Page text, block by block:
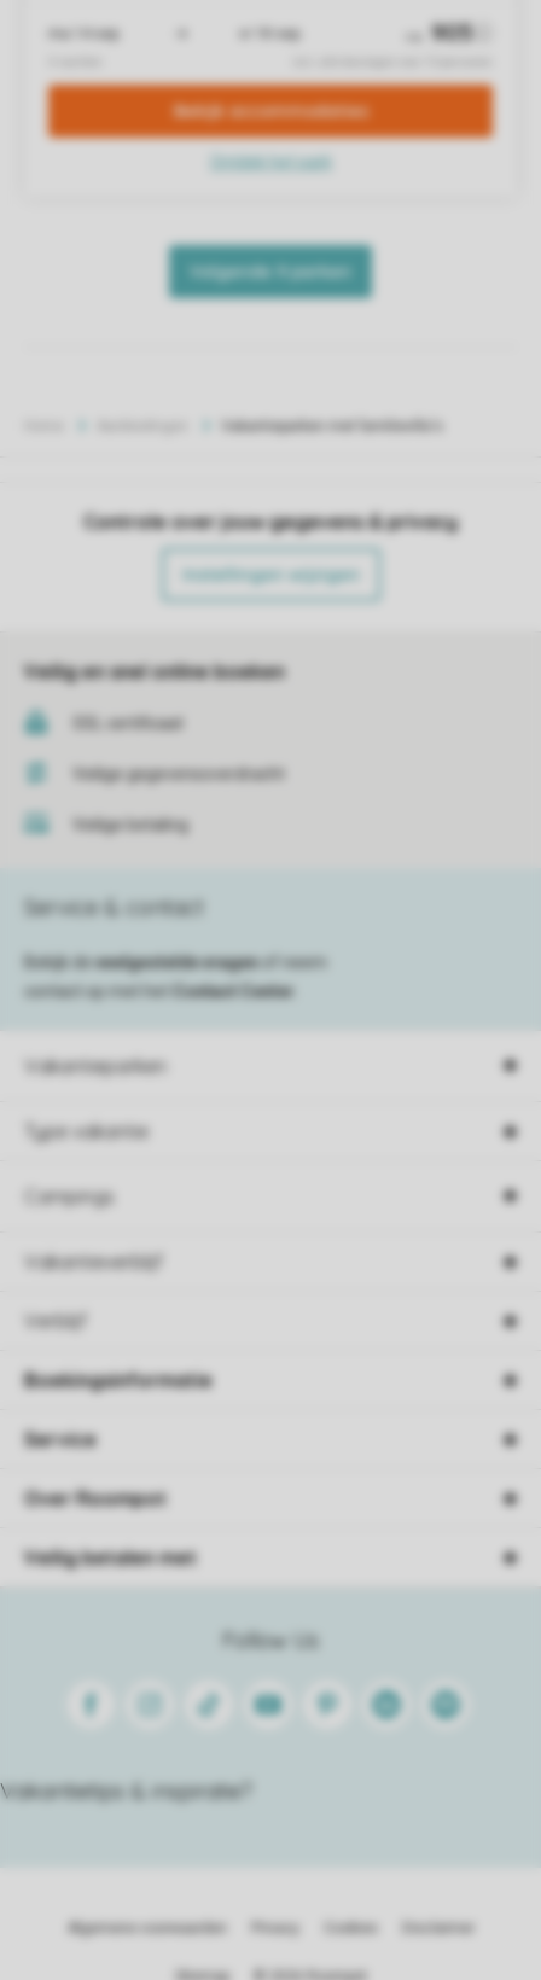
Vakantieparken met familievilla's
Controle over jouw gegevens & privacy
Instellingen wijzigen
Veilig en snel online boeken
SSL certificaat
Veilige gegevensoverdracht
Veilige betaling
Vakantieparken
Type vakantie
Campings
Vakantieverblijf
Verblijf
Service & contact
Bekijk de veelgestelde vragen
of neem
contact op met het
Contact Center
Follow Us
FacebookInstagram
Tiktok Youtube PinterestLinkedinSpotify
Vakantietips & inspiratie?
Boekingsinformatie
Service
Over Roompot
Veilig betalen met
Algemene voorwaarden
Sitemap